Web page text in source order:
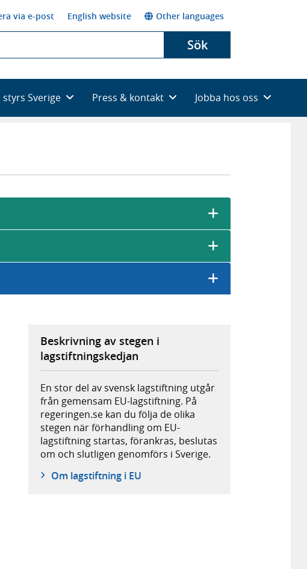
via e-post English website Other languages
Sök
styrs Sverige Press & kontakt Jobba hos oss
Beskrivning av stegen i
lagstiftningskedjan
En stor del av svensk lagstiftning utgår
från gemensam EU-lagstiftning. På
regeringen.se kan du följa de olika
stegen när förhandling om EU-
lagstiftning startas, förankras, beslutas
om och slutligen genomförs i Sverige.
Om lagstiftning i EU